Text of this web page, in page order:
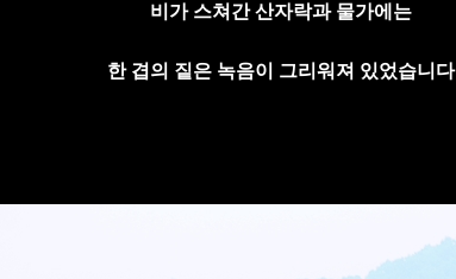
비가 스쳐간 산자락과 물가에는
한 겹의 짙은 녹음이 그리워져 있었습니다